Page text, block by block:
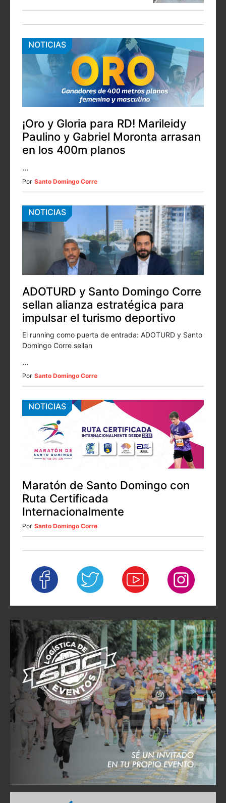
NOTICIAS
¡Oro y Gloria para RD! Marileidy
Paulino y Gabriel Moronta arrasan
en los 400m planos
...
Por Santo Domingo Corre
NOTICIAS
ADOTURD y Santo Domingo Corre
sellan alianza estratégica para
impulsar el turismo deportivo
El running como puerta de entrada: ADOTURD y Santo
Domingo Corre sellan
...
Por Santo Domingo Corre
NOTICIAS
Maratón de Santo Domingo con
Ruta Certificada
Internacionalmente
Por Santo Domingo Corre